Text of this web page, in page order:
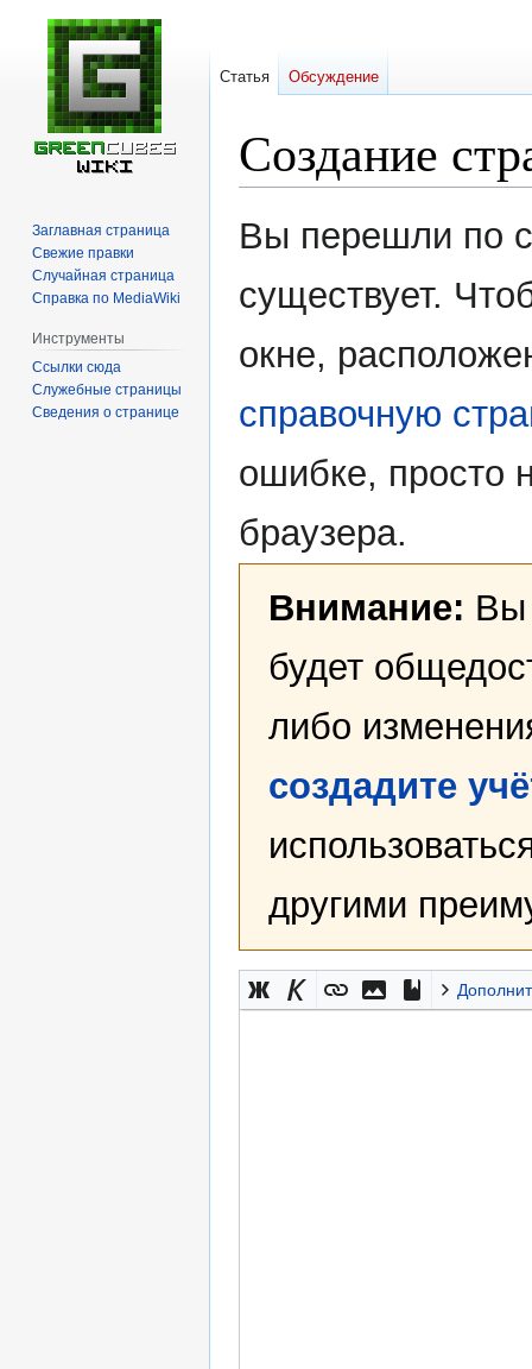
Создание
Перейти
к
Перейти
кВы перешли по
существует.
окне,
справочную
ошибке, просто
браузера.
Внимание: Вы
будет
либо
создадите
другими
Статья Обсуждение
Заглавная страница
Свежие правки
Случайная страница
Справка по MediaWiki
Инструменты
Ссылки сюда
Служебные страницы
Сведения о странице